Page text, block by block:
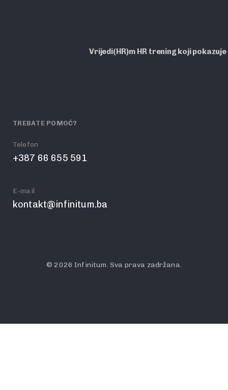
Vrijedi(HR)m HR trening koji
TREBATE POMOĆ?
Telefon
+387 66 655 591
E-mail
kontakt@infinitum.ba
© 2026 Infinitum. Sva prava zadržana.